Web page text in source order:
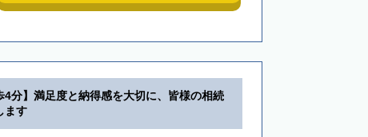
4分】満足度と納得感を大切に、皆様の相続
ます